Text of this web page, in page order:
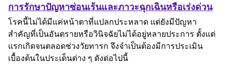
การรักษาปัญหาซ่อนเร้นและภาวะฉุกเฉินหรือเร่งด่วน
โรคนี้ไม่ได้มีแค่หน้าตาที่แปลกประหลาด แต่ยังมีปัญหา
สำคัญที่เป็นอันตรายหรือวินิจฉัยไม่ได้อยู่หลายประการ ตั้งแต่
แรกเกิดจนตลอดช่วงวัยทารก จึงจำเป็นต้องมีการประเมิน
เบื้องต้นในประเด็นต่าง ๆ ดังต่อไปนี้